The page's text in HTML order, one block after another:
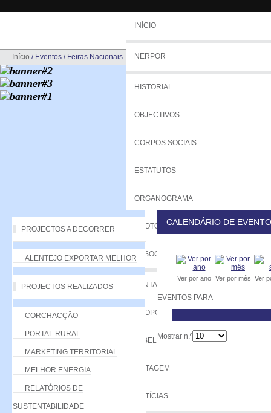
INÍCIO
NERPOR
HISTORIAL
OBJECTIVOS
CORPOS SOCIAIS
ESTATUTOS
ORGANOGRAMA
PROTOCOLOS
ASSOCIADOS
VANTAGENS
PROPOSTA
TABELA DE QUOTAS
LISTAGEM
NOTÍCIAS
Início / Eventos / Feiras Nacionais
PROJECTOS A DECORRER
ALENTEJO EXPORTAR MELHOR
PROJECTOS REALIZADOS
CORCHACÇÃO
PORTAL RURAL
MARKETING TERRITORIAL
MELHOR ENERGIA
RELATÓRIOS DE
SUSTENTABILIDADE
CALENDÁRIO DE
Ver por ano Ver por mês Ver
EVENTOS PARA
Mostrar n.º